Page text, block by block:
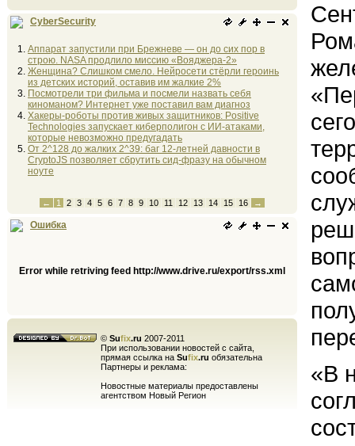
CyberSecurity
Аппарат запустили при Брежневе — он до сих пор в
строю. NASA продлило миссию «Вояджера-2»
Женщина? Слишком смело. Нейросети стёрли героинь
из детских историй, оставив им жалкие 2%
Посмотрели три фильма и посмели назвать себя
киноманом? Интернет уже поставил вам диагноз
Хакеры-роботы против живых защитников: Positive
Technologies запускает киберполигон с ИИ-атаками,
которые невозможно предугадать
От 2^128 до жалких 2^39: баг 12-летней давности в
CryptoJS позволяет сбрутить сид-фразу на обычном
ноуте
← 1 2 3 4 5 6 7 8 9 10 11 12 13 14 15 16 →
Ошибка
Error while retriving feed http://www.drive.ru/export/rss.xml
© Sufix.ru 2007-2011
При использовании новостей с сайта,
прямая ссылка на Sufix.ru обязательна
Партнеры и реклама:
Новостные материалы предоставлены
агентством Новый Регион
«В